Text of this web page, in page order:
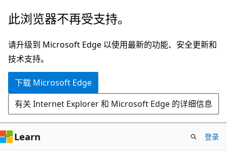
跳
主
要
内
此浏览器不再受支持。
请升级到 Microsoft Edge 以使用最新的功能、安全更新和
技术支持。
下载 Microsoft Edge
有关 Internet Explorer 和 Microsoft Edge 的详细信息
Learn 登录